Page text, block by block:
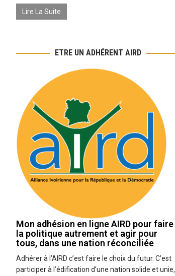
Lire La Suite
ETRE UN ADHÉRENT AIRD
Mon adhésion en ligne AIRD pour faire
la politique autrement et agir pour
tous, dans une nation réconciliée
Adhérer à l’AIRD c’est faire le choix du futur. C’est
participer à l’édification d’une nation solide et unie,